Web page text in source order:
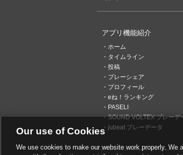
アプリ機能紹介
ホーム
タイムライン
投稿
プレーシェア
プロフィール
eね！ランキング
PASELI
SOUND VOLTEX プレーデ
jubeat プレーデータ
Our use of Cookies
We use cookies to make our website work properly.